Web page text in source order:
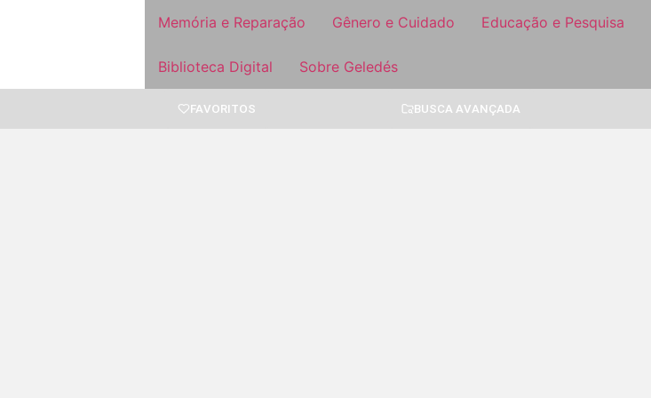
Memória e Reparação Gênero e Cuidado Educação e Pesquisa
Biblioteca Digital Sobre Geledés
FAVORITOS BUSCA AVANÇADA